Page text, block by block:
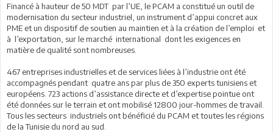
Financé à hauteur de 50 MDT par l’UE, le PCAM a constitué un outil de
modernisation du secteur industriel, un instrument d’appui concret aux
PME et un dispositif de soutien au maintien et à la création de l’emploi et
à l’exportation, sur le marché international dont les exigences en
matière de qualité sont nombreuses.
467 entreprises industrielles et de services liées à l’industrie ont été
accompagnés pendant quatre ans par plus de 350 experts tunisiens et
européens. 723 actions d’assistance directe et d’expertise pointue ont
été données sur le terrain et ont mobilisé 12800 jour-hommes de travail.
Tous les secteurs industriels ont bénéficié du PCAM et toutes les régions
de la Tunisie du nord au sud.